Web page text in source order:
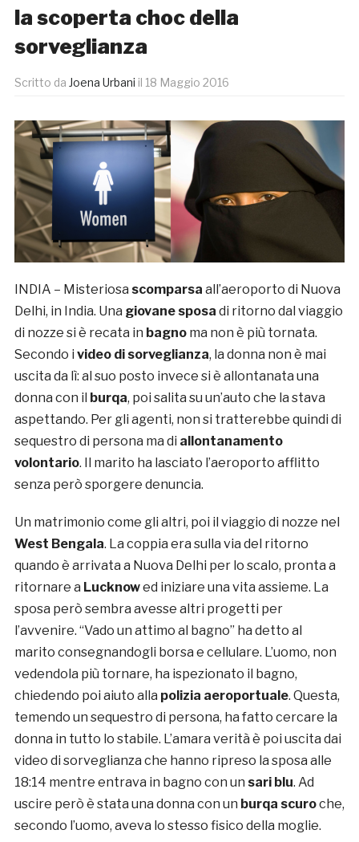
la scoperta choc della
sorveglianza
Scritto da Joena Urbani il 18 Maggio 2016
INDIA – Misteriosa scomparsa all’aeroporto di Nuova
Delhi, in India. Una giovane sposa di ritorno dal viaggio
di nozze si è recata in bagnoma non è più tornata.
Secondo i video di sorveglianza, la donna non è mai
uscita da lì: al suo posto invece si è allontanata una
donna con il burqa, poi salita su un’auto che la stava
aspettando. Per gli agenti, non si tratterebbe quindi di
sequestro di persona ma di allontanamento
volontario. Il marito ha lasciato l’aeroporto afflitto
senza però sporgere denuncia.
Un matrimonio come gli altri, poi il viaggio di nozze nel
West Bengala. La coppia era sulla via del ritorno
quando è arrivata a Nuova Delhi per lo scalo, pronta a
ritornare a Lucknowed iniziare una vita assieme. La
sposa però sembra avesse altri progetti per
l’avvenire. “Vado un attimo al bagno” ha detto al
marito consegnandogli borsa e cellulare. L’uomo, non
vedendola più tornare, ha ispezionato il bagno,
chiedendo poi aiuto alla polizia aeroportuale. Questa,
temendo un sequestro di persona, ha fatto cercare la
donna in tutto lo stabile. L’amara verità è poi uscita dai
video di sorveglianza che hanno ripreso la sposa alle
18:14 mentre entrava in bagno con un sari blu. Ad
uscire però è stata una donna con un burqa scuroche,
secondo l’uomo, aveva lo stesso fisico della moglie.